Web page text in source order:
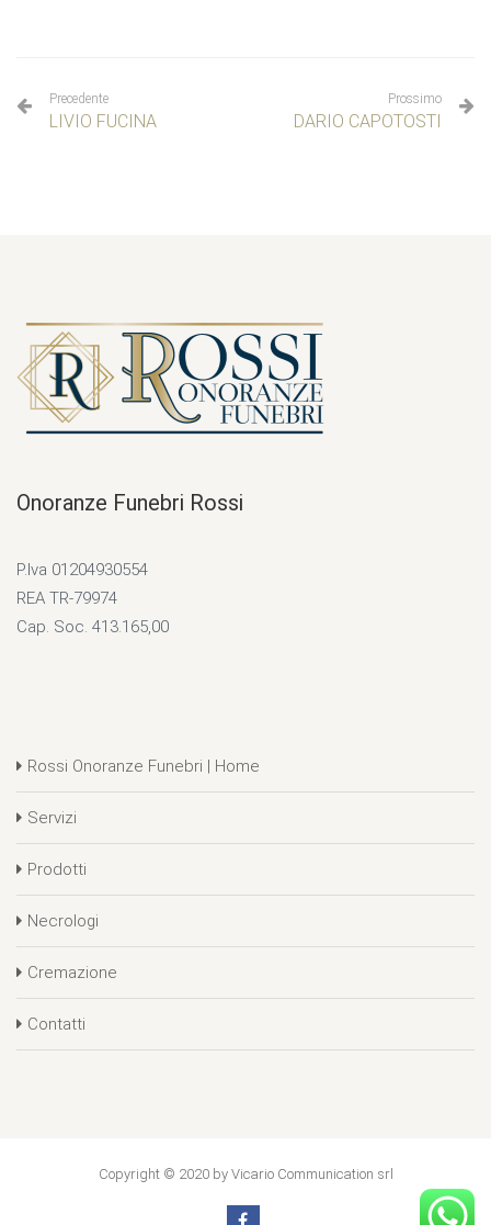
Precedente
LIVIO FUCINA
Prossimo
DARIO CAPOTOSTI
Onoranze Funebri Rossi
P.Iva 01204930554
REA TR-79974
Cap. Soc. 413.165,00
Rossi Onoranze Funebri | Home
Servizi
Prodotti
Necrologi
Cremazione
Contatti
Copyright © 2020 by Vicario Communication srl